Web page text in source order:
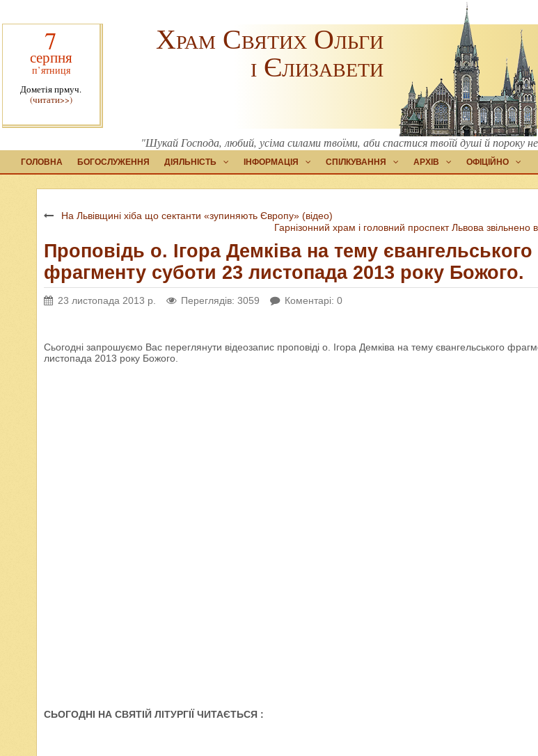
7
серпня
п’ятниця
Дометія прмуч.
(читати>>)
Храм Святих Ольги
і Єлизавети
"Шукай Господа, любий, усіма силами твоїми, аби спастися твоїй душі й пороку
ГОЛОВНА БОГОСЛУЖЕННЯ ДІЯЛЬНІСТЬ ІНФОРМАЦІЯ СПІЛКУВАННЯ АРХІВ ОФІЦІЙНО
На Львівщині хіба що сектанти «зупиняють Європу» (відео)
Гарнізонний храм і головний проспект Львова звільнено
Проповідь о. Ігора Демківа на тему євангельського
фрагменту суботи 23 листопада 2013 року Божого.
23 листопада 2013 р. Переглядів: 3059 Коментарі: 0
Сьогодні запрошуємо Вас переглянути відеозапис проповіді о. Ігора Демківа на тему євангельського
листопада 2013 року Божого.
СЬОГОДНІ НА СВЯТІЙ ЛІТУРГІЇ ЧИТАЄТЬСЯ :